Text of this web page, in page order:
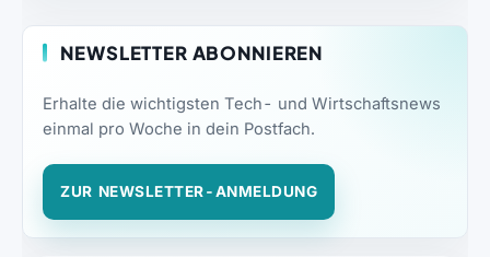
NEWSLETTER ABONNIEREN
Erhalte die wichtigsten Tech- und Wirtschaftsnews
einmal pro Woche in dein Postfach.
ZUR NEWSLETTER-ANMELDUNG